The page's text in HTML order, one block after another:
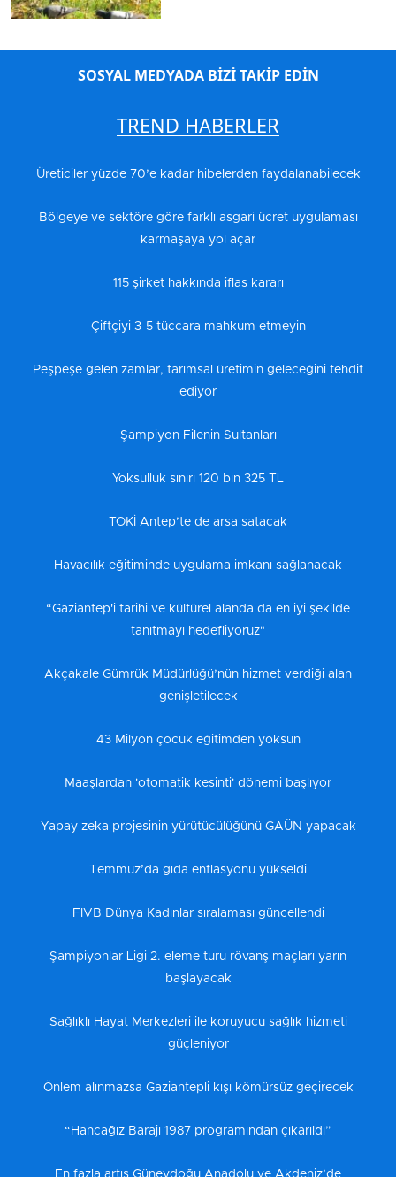
SOSYAL MEDYADA BİZİ TAKİP EDİN
TREND HABERLER
Üreticiler yüzde 70’e kadar hibelerden faydalanabilecek
Bölgeye ve sektöre göre farklı asgari ücret uygulaması
karmaşaya yol açar
115 şirket hakkında iflas kararı
Çiftçiyi 3-5 tüccara mahkum etmeyin
Peşpeşe gelen zamlar, tarımsal üretimin geleceğini tehdit
ediyor
Şampiyon Filenin Sultanları
Yoksulluk sınırı 120 bin 325 TL
TOKİ Antep’te de arsa satacak
Havacılık eğitiminde uygulama imkanı sağlanacak
“Gaziantep'i tarihi ve kültürel alanda da en iyi şekilde
tanıtmayı hedefliyoruz"
Akçakale Gümrük Müdürlüğü’nün hizmet verdiği alan
genişletilecek
43 Milyon çocuk eğitimden yoksun
Maaşlardan 'otomatik kesinti' dönemi başlıyor
Yapay zeka projesinin yürütücülüğünü GAÜN yapacak
Temmuz’da gıda enflasyonu yükseldi
FIVB Dünya Kadınlar sıralaması güncellendi
Şampiyonlar Ligi 2. eleme turu rövanş maçları yarın
başlayacak
Sağlıklı Hayat Merkezleri ile koruyucu sağlık hizmeti
güçleniyor
Önlem alınmazsa Gaziantepli kışı kömürsüz geçirecek
“Hancağız Barajı 1987 programından çıkarıldı”
En fazla artış Güneydoğu Anadolu ve Akdeniz’de